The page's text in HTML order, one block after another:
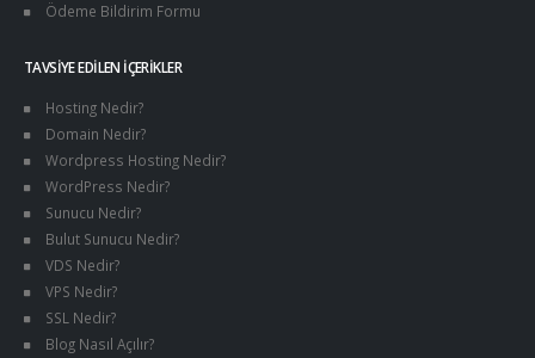
Ödeme Bildirim Formu
TAVSIYE EDILEN İÇERIKLER
Hosting Nedir?
Domain Nedir?
Wordpress Hosting Nedir?
WordPress Nedir?
Sunucu Nedir?
Bulut Sunucu Nedir?
VDS Nedir?
VPS Nedir?
SSL Nedir?
Blog Nasıl Açılır?